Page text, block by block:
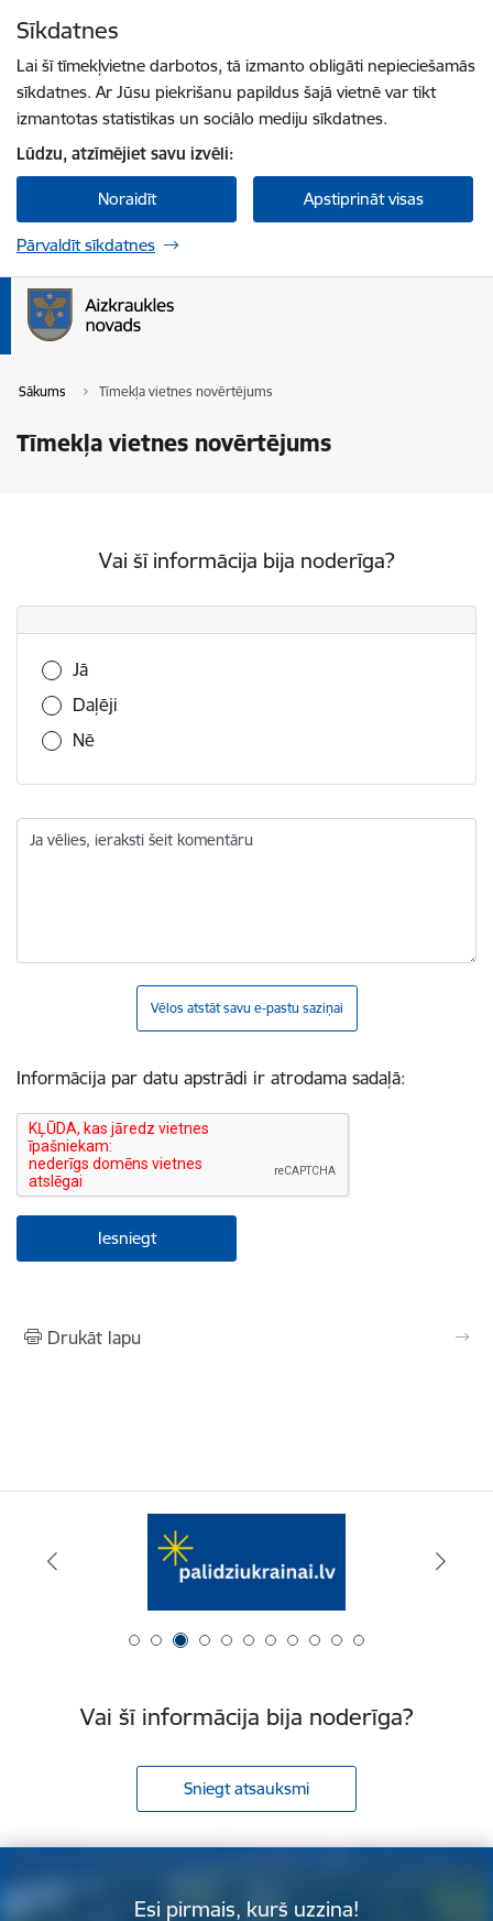
Sīkdatnes
Lai šī tīmekļvietne darbotos, tā izmanto obligāti nepieciešamās
sīkdatnes. Ar Jūsu piekrišanu papildus šajā vietnē var tikt
izmantotas statistikas un sociālo mediju sīkdatnes.
Lūdzu, atzīmējiet savu izvēli:
Noraidīt Apstiprināt visas
Pārvaldīt sīkdatnes
Sākums Tīmekļa vietnes novērtējums
Tīmekļa vietnes novērtējums
Vai šī informācija bija noderīga?
Vai šī informācija bija noderīga?
Jā
Daļēji
Nē
Ja vēlies, ieraksti šeit komentāru
Vēlos atstāt savu e-pastu saziņai
Informācija par datu apstrādi ir atrodama sadaļā:
Drukāt lapu
Vai šī informācija bija noderīga?
Sniegt atsauksmi
Esi pirmais, kurš uzzina!